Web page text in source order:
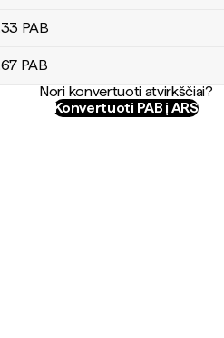
PAB
PAB
Nori konvertuoti atvirkščiai?
Konvertuoti PAB į ARS